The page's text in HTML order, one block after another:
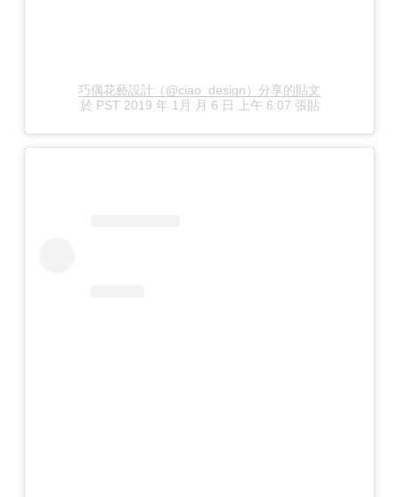
巧偶花藝設計（@ciao_design）分享的貼文
於 PST 2019 年 1月 月 6 日 上午 6:07 張貼